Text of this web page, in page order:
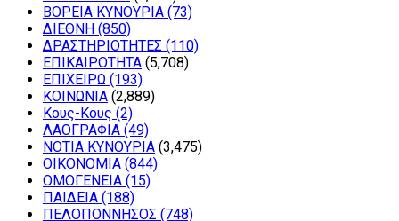
ΒΟΡΕΙΑ ΚΥΝΟΥΡΙΑ (73)
ΔΙΕΘΝΗ (850)
ΔΡΑΣΤΗΡΙΟΤΗΤΕΣ (110)
ΕΠΙΚΑΙΡΟΤΗΤΑ (5,708)
ΕΠΙΧΕΙΡΩ (193)
ΚΟΙΝΩΝΙΑ (2,889)
Κους-Κους (2)
ΛΑΟΓΡΑΦΙΑ (49)
ΝΟΤΙΑ ΚΥΝΟΥΡΙΑ (3,475)
ΟΙΚΟΝΟΜΙΑ (844)
ΟΜΟΓΕΝΕΙΑ (15)
ΠΑΙΔΕΙΑ (188)
ΠΕΛΟΠΟΝΝΗΣΟΣ (748)